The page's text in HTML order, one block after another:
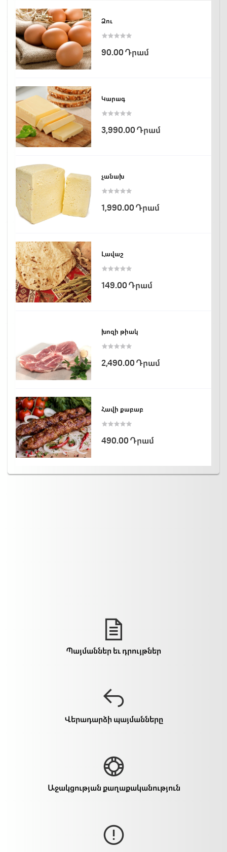
Ձու
90.00 Դրամ
Կարագ
3,990.00 Դրամ
չանախ
1,990.00 Դրամ
Լավաշ
149.00 Դրամ
խոզի թիակ
2,490.00 Դրամ
Հավի քաբաբ
490.00 Դրամ
Պայմաններ եւ դրույթներ
Վերադարձի պայմանները
Աջակցության քաղաքականություն